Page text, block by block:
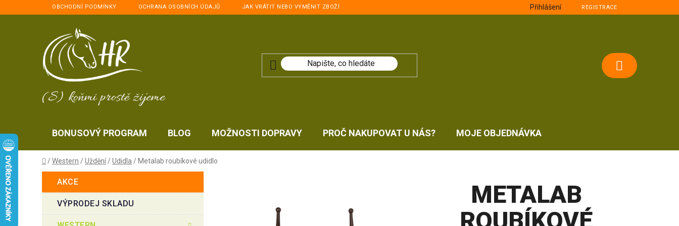
na
OBCHODNÍ PODMÍNKY OCHRANA OSOBNÍCH ÚDAJŮ JAK VRÁTIT NEBO VYMĚNIT ZBOŽÍ Přihlášení REGISTRACE
(S) koňmi prostě žijeme
NÁKUPNÍ
BONUSOVÝ PROGRAM BLOG MOŽNOSTI DOPRAVY PROČ NAKUPOVAT U NÁS? MOJE OBJEDNÁVKA
Domů
/Western /Uždění /Udidla / Metalab roubíkové udidlo
o
t
kategorie
AKCE
VÝPRODEJ SKLADU
METALAB